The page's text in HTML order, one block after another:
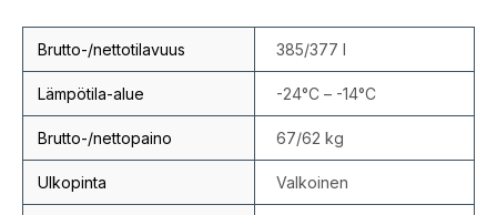
Brutto-/nettotilavuus 385/377 l
Lämpötila-alue -24°C – -14°C
Brutto-/nettopaino 67/62 kg
Ulkopinta Valkoinen